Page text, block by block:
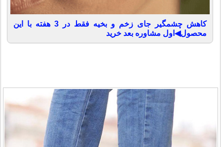
کاهش چشمگیر جای زخم و بخیه فقط در 3 هفته با این
محصول◀اول مشاوره بعد خرید